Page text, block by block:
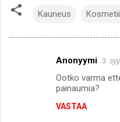
Kauneus
Anonyymi 3.
Ootko varma
painaumia?
VASTAA